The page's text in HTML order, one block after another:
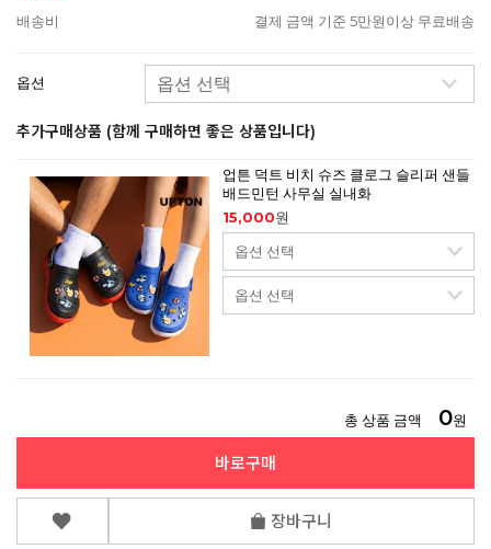
배송비
결제 금액 기준 5만원이상 무료배송
옵션
추가구매상품 (함께 구매하면 좋은 상품입니다)
업튼 덕트 비치 슈즈 클로그 슬리퍼 샌들
배드민턴 사무실 실내화
15,000원
총 상품 금액 0원
바로구매
장바구니